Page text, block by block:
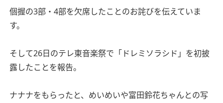
個握の3部・4部を欠席したことのお詫びを伝えていま
す。
そして26日のテレ東音楽祭で「ドレミソラシド」を初披
露したことを報告。
ナナナをもらったと、めいめいや富田鈴花ちゃんとの写